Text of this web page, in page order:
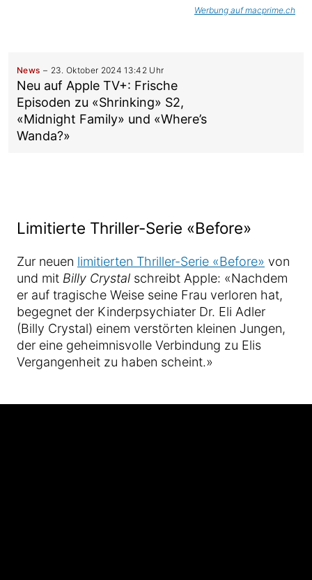
Werbung auf macprime.ch
News 23. Oktober 2024 13:42 Uhr
Neu auf Apple TV+: Frische
Episoden zu «Shrinking» S2,
«Midnight Family» und «Where’s
Wanda?»
Limitierte Thriller-Serie «Before»
Zur neuen limitierten Thriller-Serie «Before» von
und mit Billy Crystal schreibt Apple: «Nachdem
er auf tragische Weise seine Frau verloren hat,
begegnet der Kinderpsychiater Dr. Eli Adler
(Billy Crystal) einem verstörten kleinen Jungen,
der eine geheimnisvolle Verbindung zu Elis
Vergangenheit zu haben scheint.»